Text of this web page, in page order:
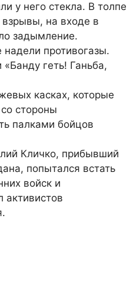
у него стекла. В толпе
на входе в
задымление.
противогазы.
геть! Ганьба,
касках, которые
стороны
палками бойцов
Кличко, прибывший
попытался встать
войск и